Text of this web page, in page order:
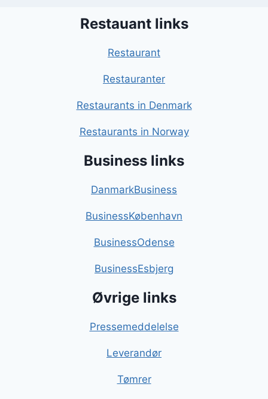
Restauant links
Restaurant
Restauranter
Restaurants in Denmark
Restaurants in Norway
Business links
DanmarkBusiness
BusinessKøbenhavn
BusinessOdense
BusinessEsbjerg
Øvrige links
Pressemeddelelse
Leverandør
Tømrer